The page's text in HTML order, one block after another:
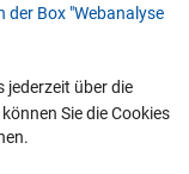
der Box "Webanalyse
jederzeit über die
Sie die Cookies